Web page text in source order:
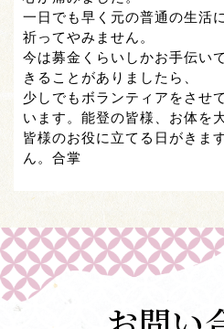
一日でも早く元の普通の生活
祈ってやみません。
今は募金くらいしかお手伝い
きることがありましたら、
少しでもボランティアをさせ
います。能登の皆様、お体を
皆様のお役に立てる日がきま
ん。合掌